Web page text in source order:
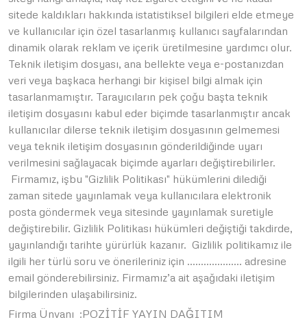
sitede kaldıkları hakkında istatistiksel bilgileri elde etmeye
ve kullanıcılar için özel tasarlanmış kullanıcı sayfalarından
dinamik olarak reklam ve içerik üretilmesine yardımcı olur.
Teknik iletişim dosyası, ana bellekte veya e-postanızdan
veri veya başkaca herhangi bir kişisel bilgi almak için
tasarlanmamıştır. Tarayıcıların pek çoğu başta teknik
iletişim dosyasını kabul eder biçimde tasarlanmıştır ancak
kullanıcılar dilerse teknik iletişim dosyasının gelmemesi
veya teknik iletişim dosyasının gönderildiğinde uyarı
verilmesini sağlayacak biçimde ayarları değiştirebilirler.
Firmamız, işbu "Gizlilik Politikası" hükümlerini dilediği
zaman sitede yayınlamak veya kullanıcılara elektronik
posta göndermek veya sitesinde yayınlamak suretiyle
değiştirebilir. Gizlilik Politikası hükümleri değiştiği takdirde,
yayınlandığı tarihte yürürlük kazanır. Gizlilik politikamız ile
ilgili her türlü soru ve önerileriniz için ……………….. adresine
email gönderebilirsiniz. Firmamız’a ait aşağıdaki iletişim
bilgilerinden ulaşabilirsiniz.
Firma Ünvanı :POZİTİF YAYIN DAĞITIM